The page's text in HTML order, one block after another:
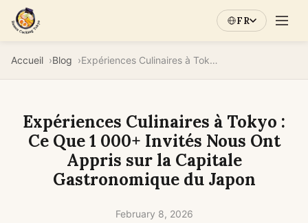
FR
Accueil Blog Expériences Culinaires à Tokyo : Ce Que 1 000+ Invités Nous Ont Appris sur la Capitale Gastronomique du Japon
Expériences Culinaires à Tokyo :
Ce Que 1 000+ Invités Nous Ont
Appris sur la Capitale
Gastronomique du Japon
February 8, 2026